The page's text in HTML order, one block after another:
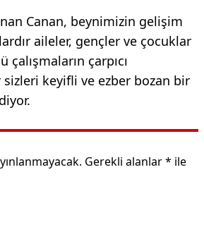
Canan, beynimizin gelişim
aileler, gençler ve çocuklar
çarpıcı
sizleri keyifli ve ezber bozan bir
Gerekli alanlar* ile